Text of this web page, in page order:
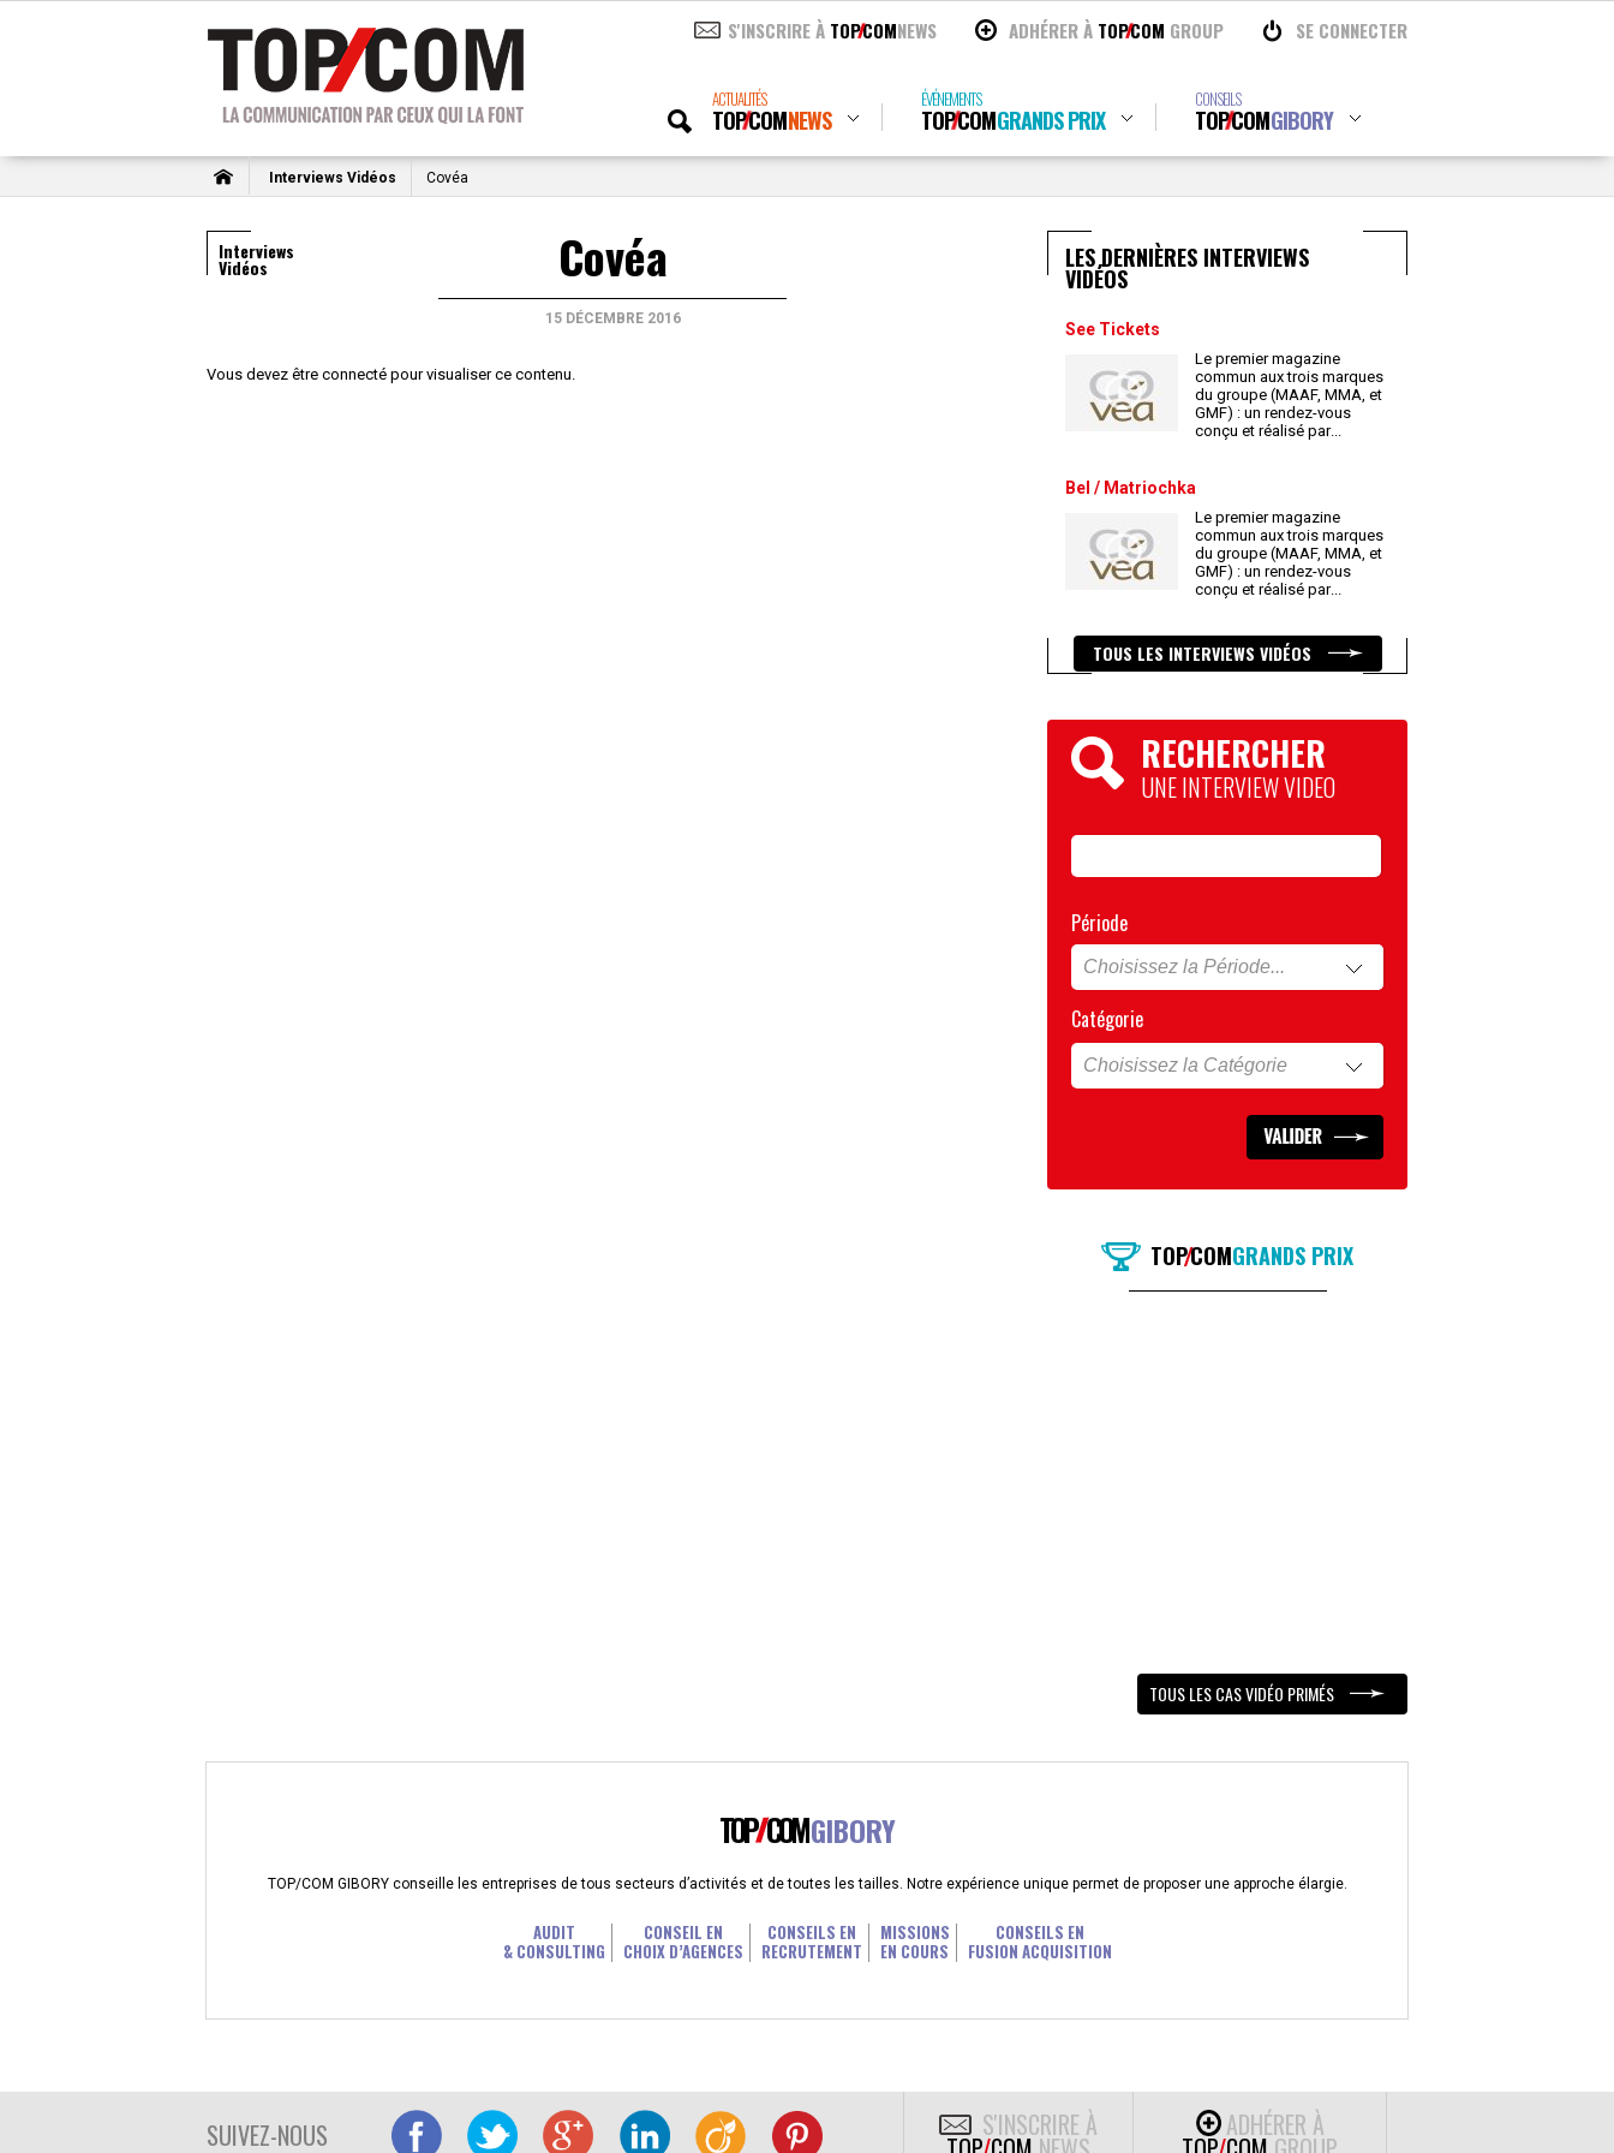
S'INSCRIRE À TOPCOMNEWS ADHÉRER À TOPCOM GROUP SE CONNECTER
ACTUALITÉS
TOPCOMNEWS
ÉVÉNEMENTS
TOPCOMGRANDS PRIX
CONSEILS
TOPCOMGIBORY
Interviews Vidéos Covéa
Interviews
Vidéos Covéa
15 DÉCEMBRE 2016
Vous devez être connecté pour visualiser ce contenu.
LES DERNIÈRES INTERVIEWS
VIDÉOS
See Tickets
Le premier magazine
commun aux trois marques
du groupe (MAAF, MMA, et
GMF) : un rendez-vous
conçu et réalisé par...
Bel / Matriochka
Le premier magazine
commun aux trois marques
du groupe (MAAF, MMA, et
GMF) : un rendez-vous
conçu et réalisé par...
TOUS LES INTERVIEWS VIDÉOS
RECHERCHER
UNE INTERVIEW VIDEO
Période
Catégorie
TOP/COMGRANDS PRIX
TOUS LES CAS VIDÉO PRIMÉS
TOP COMGIBORY
TOP/COM GIBORY conseille les entreprises de tous secteurs d’activités et de toutes les tailles. Notre expérience unique permet de proposer une approche élargie.
AUDIT
& CONSULTING
CONSEIL EN
CHOIX D’AGENCES
CONSEILS EN
RECRUTEMENT
MISSIONS
EN COURS
CONSEILS EN
FUSION ACQUISITION
SUIVEZ-NOUS S'INSCRIRE À ADHÉRER À